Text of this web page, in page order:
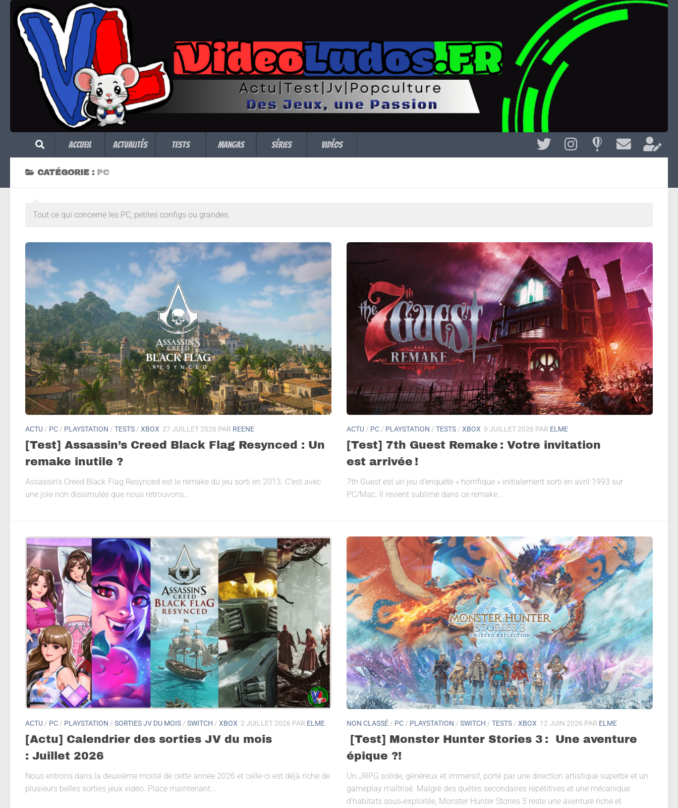
Skip to content
Accueil Actualités Tests Mangas Séries Vidéos
CATÉGORIE : PC
Tout ce qui concerne les PC, petites configs ou grandes.
ACTU / PC / PLAYSTATION / TESTS / XBOX 27 JUILLET 2026 PAR REENE
[Test] Assassin’s Creed Black Flag Resynced : Un
remake inutile ?
Assassin’s Creed Black Flag Resynced est le remake du jeu sorti en 2013. C’est avec
une joie non dissimulée que nous retrouvons...
ACTU / PC / PLAYSTATION / TESTS / XBOX 9 JUILLET 2026 PAR ELME
[Test] 7th Guest Remake : Votre invitation
est arrivée !
7th Guest est un jeu d’enquête « horrifique » initialement sorti en avril 1993 sur
PC/Mac. Il revient sublimé dans ce remake...
ACTU / PC / PLAYSTATION / SORTIES JV DU MOIS / SWITCH / XBOX 2 JUILLET 2026 PAR ELME
[Actu] Calendrier des sorties JV du mois
: Juillet 2026
Nous entrons dans la deuxième moitié de cette année 2026 et celle-ci est déjà riche de
plusieurs belles sorties jeux vidéo. Place maintenant...
NON CLASSÉ / PC / PLAYSTATION / SWITCH / TESTS / XBOX 12 JUIN 2026 PAR ELME
[Test] Monster Hunter Stories 3 : Une aventure
épique ?!
Un JRPG solide, généreux et immersif, porté par une direction artistique superbe et un
gameplay maîtrisé. Malgré des quêtes secondaires répétitives et une mécanique
d’habitats sous‑exploitée, Monster Hunter Stories 3 reste une aventure riche et